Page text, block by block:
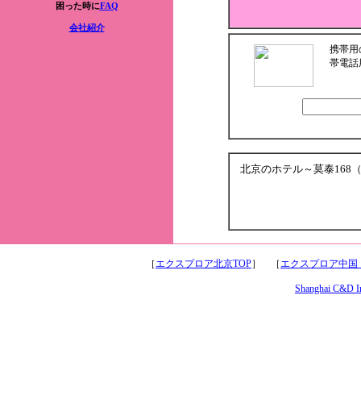
困った時にFAQ
会社紹介
携帯用
帯電話
北京のホテル～莫泰168
［エクスプロア北京TOP］ ［エクスプロア中国
Shanghai C&D